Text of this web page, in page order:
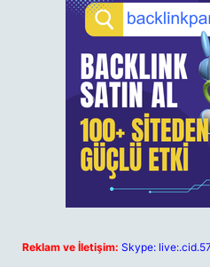
Reklam ve İletişim: Skype: